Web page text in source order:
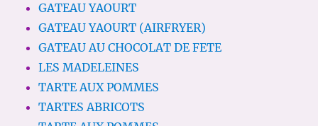
GATEAU YAOURT
GATEAU YAOURT (AIRFRYER)
GATEAU AU CHOCOLAT DE FETE
LES MADELEINES
TARTE AUX POMMES
TARTES ABRICOTS